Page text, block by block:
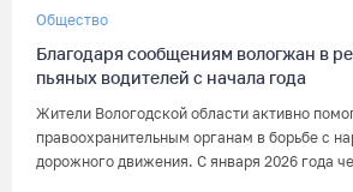
Общество
Благодаря сообщениям вологжан в
пьяных водителей с начала года
Жители Вологодской области активно
правоохранительным органам в борьбе с
дорожного движения. С января 2026 года